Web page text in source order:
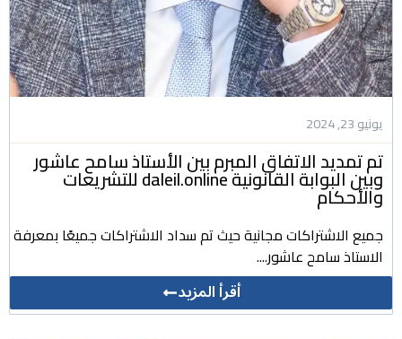
يونيو 23, 2024
تم تمديد الاتفاق المبرم بين الأستاذ سامح عاشور
وبين البوابة القانونية daleil.online للتشريعات
والأحكام
جميع الاشتراكات مجانية حيث تم سداد الاشتراكات جميعًا بمعرفة
الاستاذ سامح عاشور....
أقرأ المزيد